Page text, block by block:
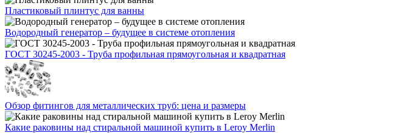
Пластиковый плинтус для ванны
Водородный генератор – будущее в системе отопления
ГОСТ 30245-2003 - Труба профильная прямоугольная и квадратная
Обзор фитингов для металлических труб: цена и размеры
Какие раковины над стиральной машиной купить в Leroy Merlin